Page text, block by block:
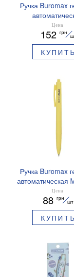
Ручка Buromax
PRESTIGE
синие чернила
Цена
152 грн
КУПИТЬ
Ручка Buromax
автоматическая
мм синие
BM.83103
Цена
88 грн
шт
КУПИТЬ